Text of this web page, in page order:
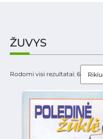
ŽUVYS
Rodomi visi rezultatai: 6